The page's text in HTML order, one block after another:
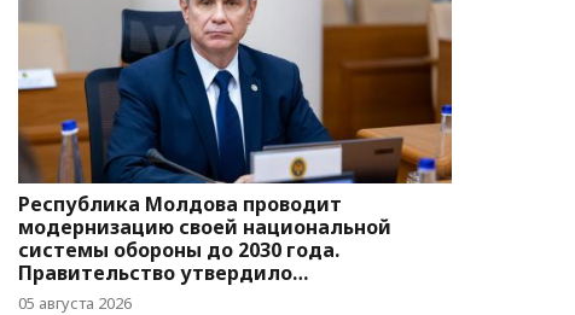
Республика Молдова проводит
модернизацию своей национальной
системы обороны до 2030 года.
Правительство утвердило
соответствующую программу
05 августа 2026